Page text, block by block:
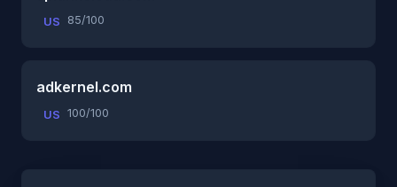
US 85/100
adkernel.com
US 100/100